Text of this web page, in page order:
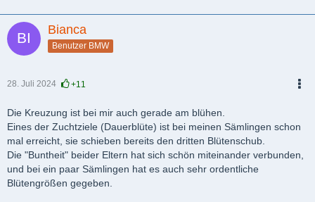
Bianca
Benutzer BMW
28. Juli 2024 +11
Die Kreuzung ist bei mir auch gerade am blühen.
Eines der Zuchtziele (Dauerblüte) ist bei meinen Sämlingen schon
mal erreicht, sie schieben bereits den dritten Blütenschub.
Die "Buntheit" beider Eltern hat sich schön miteinander verbunden,
und bei ein paar Sämlingen hat es auch sehr ordentliche
Blütengrößen gegeben.